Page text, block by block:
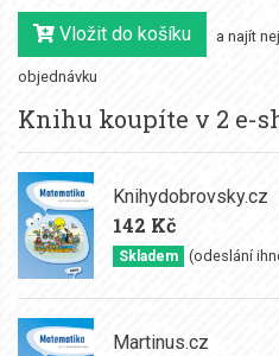
Vložit do košíku a najít
objednávku
Knihu koupíte v 2 e-
Knihydobrovsky.cz
142 Kč
Skladem (odeslání
Martinus.cz